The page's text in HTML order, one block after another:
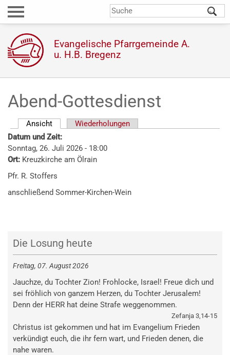
Direkt
zum
Evangelische Pfarrgemeinde A.
u. H.B. Bregenz
Suchformular
Abend-Gottesdienst
Haupt-
Reiter
Ansicht (aktiver Reiter)
Wiederholungen
Datum und Zeit:
Sonntag, 26. Juli 2026 - 18:00
Ort: Kreuzkirche am Ölrain
Pfr. R. Stoffers
anschließend Sommer-Kirchen-Wein
Die Losung heute
Freitag, 07. August 2026
Jauchze, du Tochter Zion! Frohlocke, Israel! Freue dich und
sei fröhlich von ganzem Herzen, du Tochter Jerusalem!
Denn der HERR hat deine Strafe weggenommen.
Zefanja 3,14-15
Christus ist gekommen und hat im Evangelium Frieden
verkündigt euch, die ihr fern wart, und Frieden denen, die
nahe waren.